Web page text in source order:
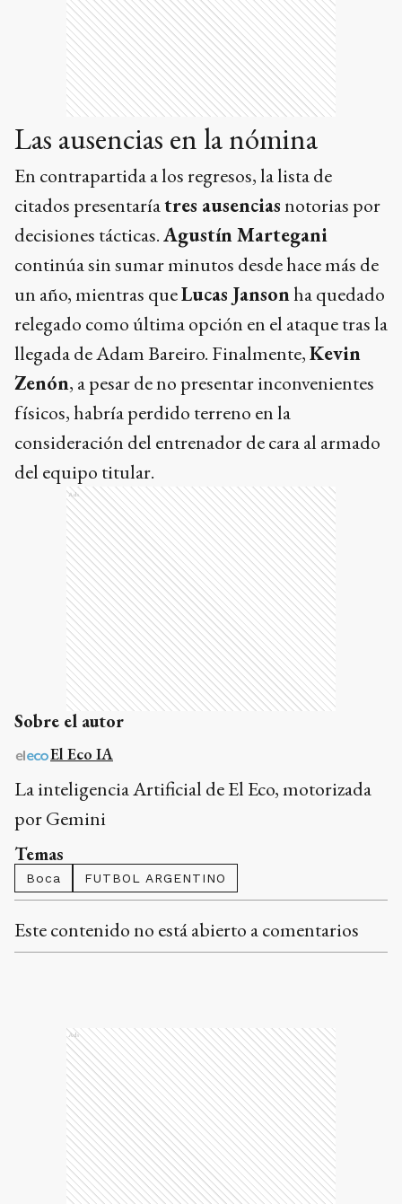
Las ausencias en la nómina
En contrapartida a los regresos, la lista de
citados presentaríatres ausenciasnotorias por
decisiones tácticas.Agustín Martegani
continúa sin sumar minutos desde hace más de
un año, mientras queLucas Jansonha quedado
relegado como última opción en el ataque tras la
llegada de Adam Bareiro. Finalmente,Kevin
Zenón, a pesar de no presentar inconvenientes
físicos, habría perdido terreno en la
consideración del entrenador de cara al armado
del equipo titular.
Ads
Sobre el autor
El Eco IA
La inteligencia Artificial de El Eco, motorizada
por Gemini
Temas
Boca FUTBOL ARGENTINO
Este contenido no está abierto a comentarios
Ads